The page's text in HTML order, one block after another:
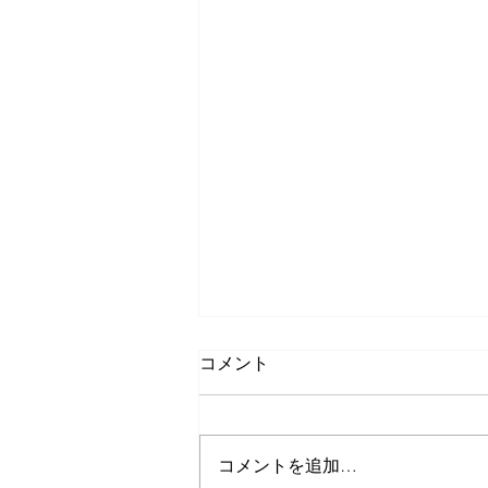
コメント
コメントを追加…